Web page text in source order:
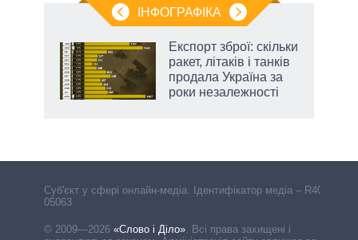
ІНФОГРАФІКА
Експорт зброї: скільки
ракет, літаків і танків
продала Україна за
роки незалежності
Cуб'єкт у сфері онлайн-медіа. Ідентифікатор медіа – R40-
05063
© 2009—2026 «Слово і Діло». Всі права захищені і